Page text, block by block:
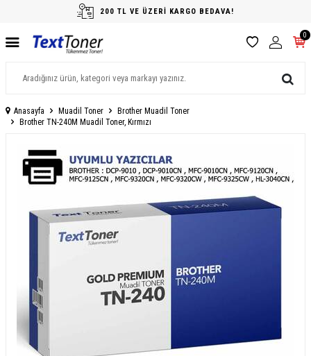
200 TL VE ÜZERİ KARGO BEDAVA!
0
Anasayfa Muadil Toner
Brother Muadil Toner
Brother TN-240M Muadil Toner, Kırmızı